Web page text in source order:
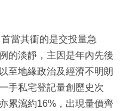
當其衝的是交投量急
的淡靜，主因是年內先後
至地緣政治及經濟不明朗
手私宅登記量創歷史次
累瀉約16%，出現量價齊